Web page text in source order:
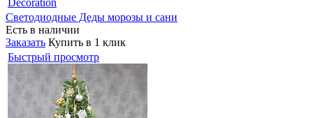
Светодиодные Деды морозы и сани
Есть в наличии
Заказать Купить в 1 клик
Быстрый просмотр